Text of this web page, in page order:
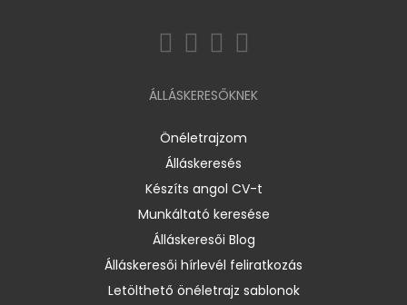
ÁLLÁSKERESŐKNEK
Önéletrajzom
Álláskeresés
Készíts angol CV-t
Munkáltató keresése
Álláskeresői Blog
Álláskeresői hírlevél feliratkozás
Letölthető önéletrajz sablonok